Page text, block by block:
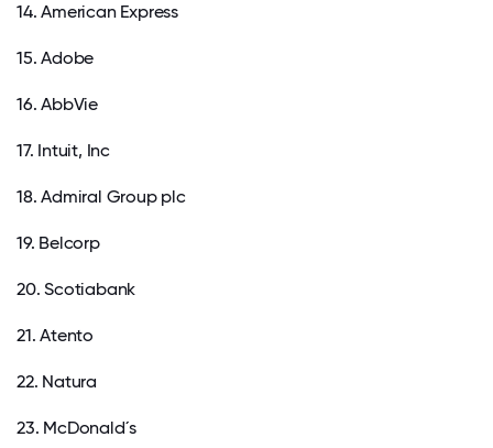
14. American Express
15. Adobe
16. AbbVie
17. Intuit, Inc
18. Admiral Group plc
19. Belcorp
20. Scotiabank
21. Atento
22. Natura
23. McDonald´s